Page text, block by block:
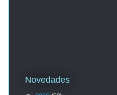
Novedades